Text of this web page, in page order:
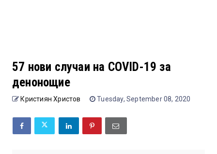
57 нови случаи на COVID-19 за
денонощие
Кристиян Христов Tuesday, September 08, 2020